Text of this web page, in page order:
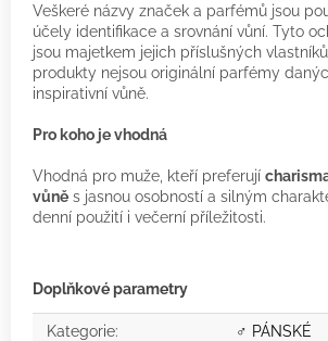
Veškeré názvy značek a parfémů jsou
účely identifikace a srovnání vůní. Tyto
jsou majetkem jejich příslušných
produkty nejsou originální parfémy
inspirativní vůně.
Pro koho je vhodná
Vhodná pro muže, kteří preferují
vůně s jasnou osobností a silným
denní použití i večerní příležitosti.
Doplňkové parametry
Kategorie: ♂ PÁNSKÉ